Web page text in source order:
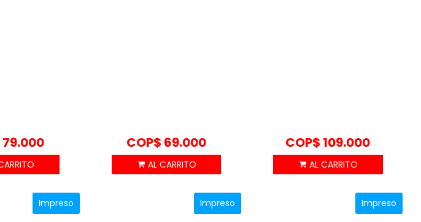
79.000 COP$ 69.000 COP$ 109.000
Impreso Impreso Impreso